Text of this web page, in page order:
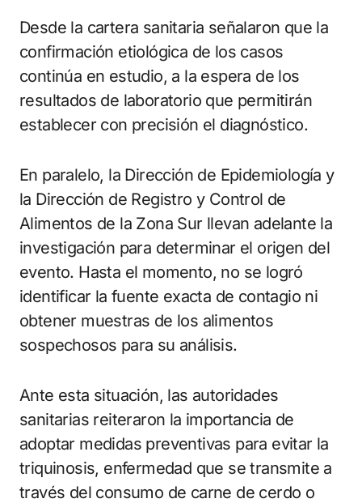
Desde la cartera sanitaria señalaron que la
confirmación etiológica de los casos
continúa en estudio, a la espera de los
resultados de laboratorio que permitirán
establecer con precisión el diagnóstico.
En paralelo, la Dirección de Epidemiología y
la Dirección de Registro y Control de
Alimentos de la Zona Sur llevan adelante la
investigación para determinar el origen del
evento. Hasta el momento, no se logró
identificar la fuente exacta de contagio ni
obtener muestras de los alimentos
sospechosos para su análisis.
Ante esta situación, las autoridades
sanitarias reiteraron la importancia de
adoptar medidas preventivas para evitar la
triquinosis, enfermedad que se transmite a
través del consumo de carne de cerdo o